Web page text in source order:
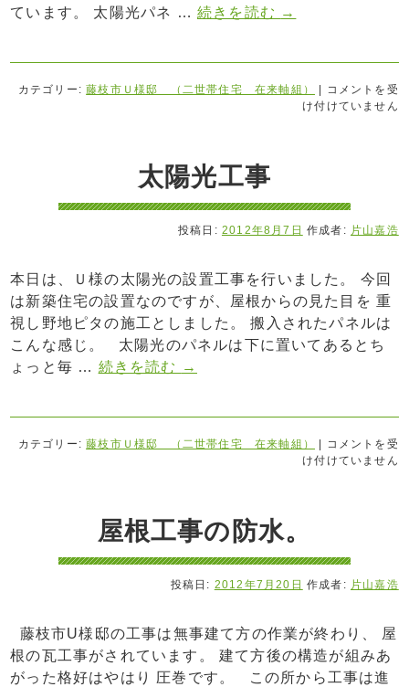
ています。 太陽光パネ … 続きを読む →
カテゴリー: 藤枝市Ｕ様邸 （二世帯住宅 在来軸組）
コメントを受
け付けていません
太陽光工事
投稿日: 2012年8月7日 作成者: 片山嘉浩
本日は、Ｕ様の太陽光の設置工事を行いました。 今回
は新築住宅の設置なのですが、屋根からの見た目を 重
視し野地ピタの施工としました。 搬入されたパネルは
こんな感じ。 太陽光のパネルは下に置いてあるとち
ょっと毎 … 続きを読む →
カテゴリー: 藤枝市Ｕ様邸 （二世帯住宅 在来軸組）
コメントを受
け付けていません
屋根工事の防水。
投稿日: 2012年7月20日 作成者: 片山嘉浩
藤枝市U様邸の工事は無事建て方の作業が終わり、 屋
根の瓦工事がされています。 建て方後の構造が組みあ
がった格好はやはり 圧巻です。 この所から工事は進